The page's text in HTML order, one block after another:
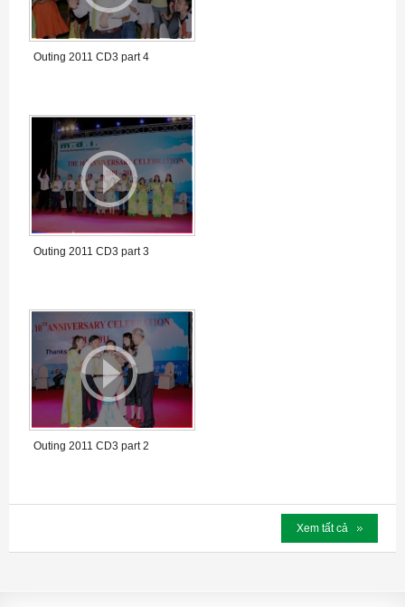
Outing 2011 CD3 part 4
Outing 2011 CD3 part 3
Outing 2011 CD3 part 2
Xem tất cả